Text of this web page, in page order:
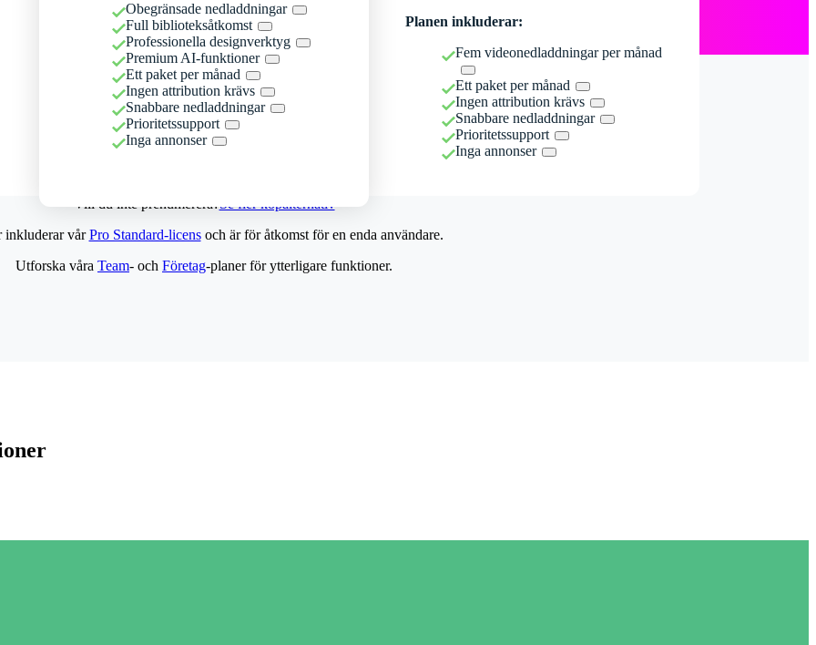
Obegränsade nedladdningar
Full biblioteksåtkomst
Professionella designverktyg
Premium AI-funktioner
Ett paket per månad
Ingen attribution krävs
Snabbare nedladdningar
Prioritetssupport
Inga annonser
Planen inkluderar:
Fem videonedladdningar per månad
Ett paket per månad
Ingen attribution krävs
Snabbare nedladdningar
Prioritetssupport
Inga annonser
Vill du inte prenumerera?Se fler köpalternativ
inkluderar vårPro Standard-licensoch är för åtkomst för en enda användare.
Utforska våra Team- och Företag-planer för ytterligare funktioner.